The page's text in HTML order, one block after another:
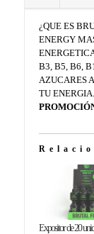
¿QUE ES
ENERGY
B3, B5, B6,
AZUCARES
TU ENERGIA.
Expositor de 20